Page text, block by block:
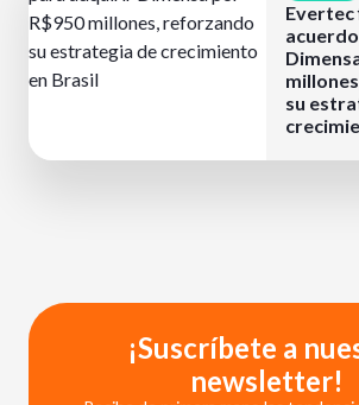
Evertec
su
¡Suscríbete a
newsletter!